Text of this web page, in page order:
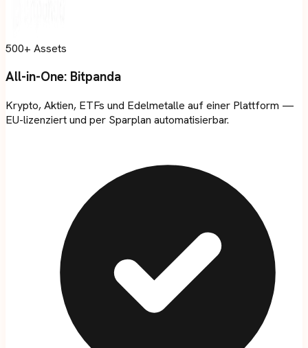
500+ Assets
All-in-One: Bitpanda
Krypto, Aktien, ETFs und Edelmetalle auf einer Plattform —
EU-lizenziert und per Sparplan automatisierbar.